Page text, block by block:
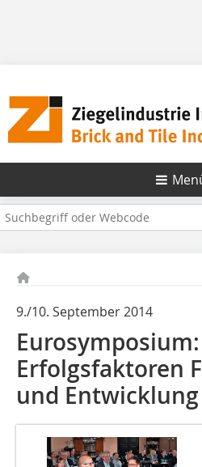
9./10. September 2014
Eurosymposium:
Erfolgsfaktoren
und Entwicklung